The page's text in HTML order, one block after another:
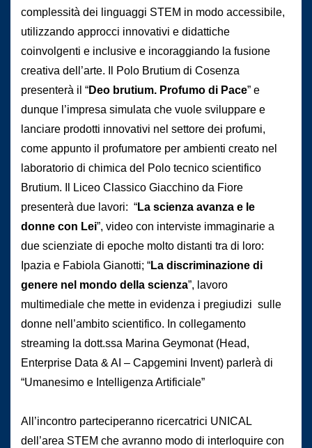
complessità dei linguaggi STEM in modo accessibile,
utilizzando approcci innovativi e didattiche
coinvolgenti e inclusive e incoraggiando la fusione
creativa dell’arte. Il Polo Brutium di Cosenza
presenterà il “Deo brutium. Profumo di Pace” e
dunque l’impresa simulata che vuole sviluppare e
lanciare prodotti innovativi nel settore dei profumi,
come appunto il profumatore per ambienti creato nel
laboratorio di chimica del Polo tecnico scientifico
Brutium. Il Liceo Classico Giacchino da Fiore
presenterà due lavori: “La scienza avanza e le
donne con Lei”, video con interviste immaginarie a
due scienziate di epoche molto distanti tra di loro:
Ipazia e Fabiola Gianotti; “La discriminazione di
genere nel mondo della scienza”, lavoro
multimediale che mette in evidenza i pregiudizi sulle
donne nell’ambito scientifico. In collegamento
streaming la dott.ssa Marina Geymonat (Head,
Enterprise Data & AI – Capgemini Invent) parlerà di
“Umanesimo e Intelligenza Artificiale”
All’incontro parteciperanno ricercatrici UNICAL
dell’area STEM che avranno modo di interloquire con